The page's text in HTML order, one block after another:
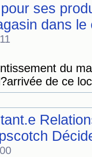
ses
dans le
du
de ce